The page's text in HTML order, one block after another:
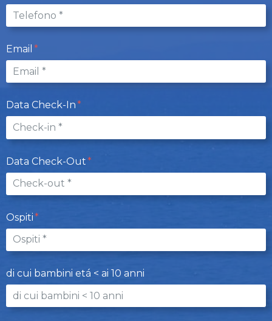
Email
Data Check-In
Data Check-Out
Ospiti
di cui bambini etá < ai 10 anni